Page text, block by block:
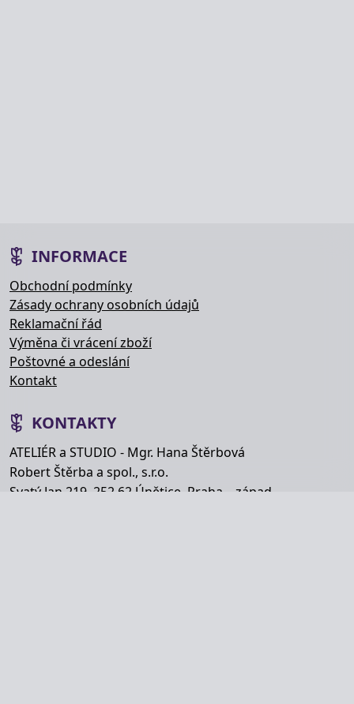
INFORMACE
Obchodní podmínky
Zásady ochrany osobních údajů
Reklamační řád
Výměna či vrácení zboží
Poštovné a odeslání
Kontakt
KONTAKTY
ATELIÉR a STUDIO - Mgr. Hana Štěrbová
Robert Štěrba a spol., s.r.o.
Svatý Jan 219, 252 62 Únětice, Praha – západ